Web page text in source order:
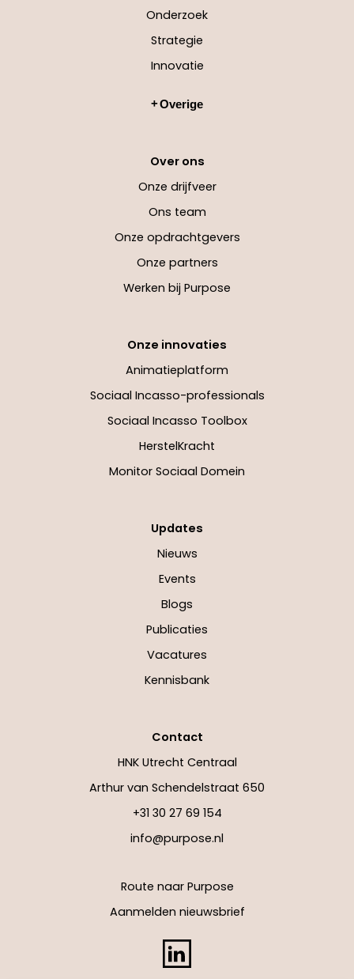
Onderzoek
Strategie
Innovatie
Overige
Over ons
Onze drijfveer
Ons team
Onze opdrachtgevers
Onze partners
Werken bij Purpose
Onze innovaties
Animatieplatform
Sociaal Incasso-professionals
Sociaal Incasso Toolbox
HerstelKracht
Monitor Sociaal Domein
Updates
Nieuws
Events
Blogs
Publicaties
Vacatures
Kennisbank
Contact
HNK Utrecht Centraal
Arthur van Schendelstraat 650
+31 30 27 69 154
info@purpose.nl
Route naar Purpose
Aanmelden nieuwsbrief